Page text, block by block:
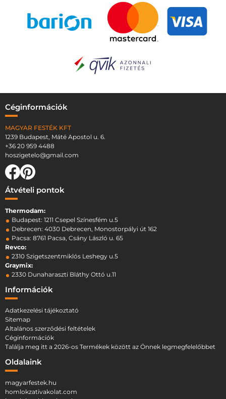
Céginformációk
MAGYAR FESTÉK KFT
1239 Budapest, Máté Apostol u. 6.
+36 20 959 4488
hoszigetelo@gmail.com
Átvételi pontok
Thermodam:
Budapest: 1211 Csepel Színesfém u.5
Debrecen: 4030 Debrecen, Monostorpályi út 162
Pacsa: 8761 Pacsa, Csány László u. 65
Revco:
2310 Szigetszentmiklós Leshegy u.5
Graymix:
2330 Dunaharaszti Bláthy Ottó u.11
Információk
Adatkezelési tájékoztató
Sitemap
Altalános szerződési feltételek
Céginformációk
Találja meg itt a 2026-os Termékek között az Önnek legmegfelelőbbet
Oldalaink
magyarfestek.hu
homlokzativakolat.com